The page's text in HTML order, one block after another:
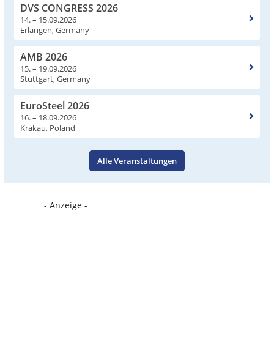
DVS CONGRESS 2026
14. – 15.09.2026
Erlangen, Germany
AMB 2026
15. – 19.09.2026
Stuttgart, Germany
EuroSteel 2026
16. – 18.09.2026
Krakau, Poland
Alle Veranstaltungen
- Anzeige -